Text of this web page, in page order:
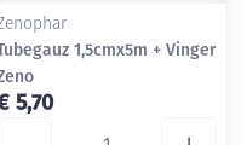
1,5cmx5m + Vinger
5,70